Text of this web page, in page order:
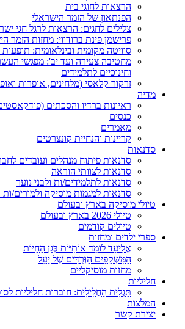
הרצאות לחוגי בית
הפנתאון של הזמר הישראלי
צלילים לחגים: הרצאות לרגל חגי
פרישמן פינת ברודווי: מחזות הזמר
סוויטה מקומית ובינלאומית:
מחטיבה צעירה ועד יב': מפגשי
וחינוכיים לתלמידים
זרקור קלאסי (מלחינים, אופרות
מדיה
ראיונות ברדיו והסכתים
כנסים
מאמרים
קריינות והנחיית קונצרטים
סדנאות
סדנאות פיתוח מנהלים ועובדים
סדנאות לצוותי הוראה
סדנאות לתלמידים/ות ולבני נוער
סדנאות למגמות מוסיקה ולמורים/ות
טיולי מוסיקה בארץ ובעולם
טיולי 2026 בארץ ובעולם
טיולים קודמים
ספרי ילדים ומחזות
אֱלִיעָד לוֹמֵד אוֹתִיּוֹת בְּגַן הַחַיּוֹת
הַמִּשְׁקָפַיִם הַוְּרֻדִּים שֶׁל יָעֵל
מחזות מוסיקליים
חליליות
תַּגְלִית הַחֲלִילִית: חוברות חליליות
המלצות
יצירת קשר